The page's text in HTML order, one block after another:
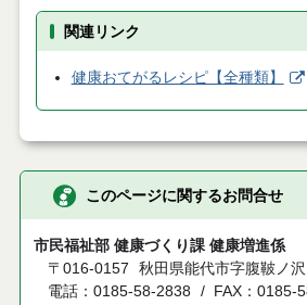
関連リンク
健康おてがるレシピ【全種類】
このページに関するお問合せ
市民福祉部 健康づくり課 健康増進係
〒016-0157
秋田県能代市字腹鞁ノ
電話：0185-58-2838
FAX：0185-